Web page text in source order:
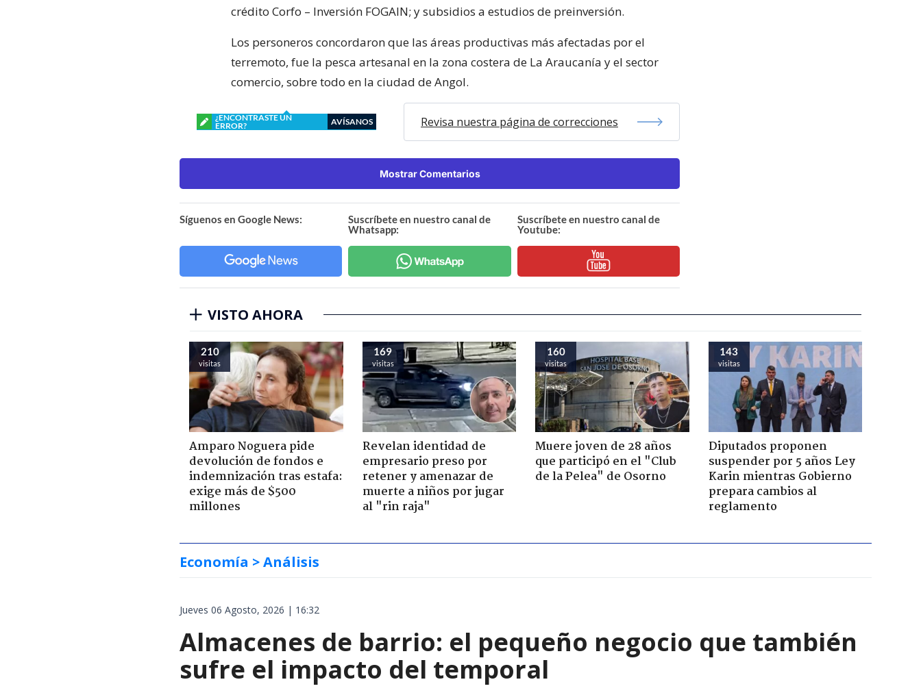
crédito Corfo – Inversión FOGAIN; y subsidios a estudios de preinversión.
Los personeros concordaron que las áreas productivas más afectadas por el
terremoto, fue la pesca artesanal en la zona costera de La Araucanía y el sector
comercio, sobre todo en la ciudad de Angol.
¿ENCONTRASTE UN
ERROR?
AVÍSANOS Revisa nuestra página de correcciones
Mostrar Comentarios
Síguenos en Google News:
Suscríbete en nuestro canal de
Whatsapp:
Suscríbete en nuestro canal de
Youtube:
VISTO AHORA
210
visitas
Amparo Noguera pide
devolución de fondos e
indemnización tras estafa:
exige más de $500
millones
169
visitas
Revelan identidad de
empresario preso por
retener y amenazar de
muerte a niños por jugar
al "rin raja"
160
visitas
Muere joven de 28 años
que participó en el "Club
de la Pelea" de Osorno
143
visitas
Diputados proponen
suspender por 5 años Ley
Karin mientras Gobierno
prepara cambios al
reglamento
Economía > Análisis
Jueves 06 Agosto, 2026 | 16:32
Almacenes de barrio: el pequeño negocio que también
sufre el impacto del temporal